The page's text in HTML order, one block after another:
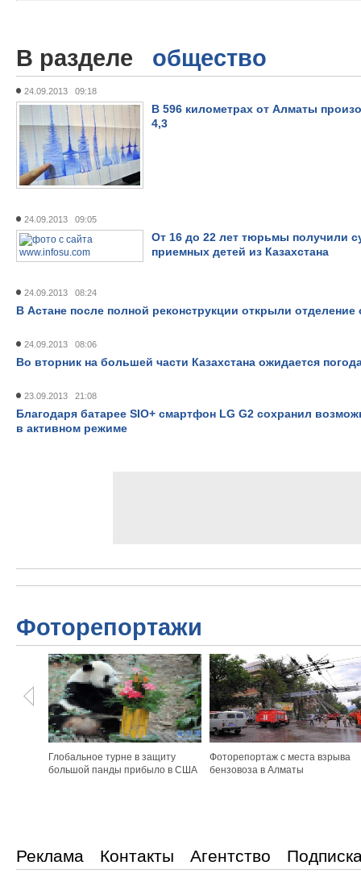
В разделе общество
24.09.2013 09:18
В 596 километрах от Алматы
4,3
24.09.2013 09:05
От 16 до 22 лет тюрьмы получили
приемных детей из Казахстана
24.09.2013 08:24
В Астане после полной реконструкции открыли отделение
24.09.2013 08:06
Во вторник на большей части Казахстана ожидается
23.09.2013 21:08
Благодаря батарее SIO+ смартфон LG G2 сохранил
в активном режиме
Фоторепортажи
Глобальное турне в защиту
большой панды прибыло в США
Фоторепортаж с места взрыва
бензовоза в Алматы
Реклама Контакты Агентство